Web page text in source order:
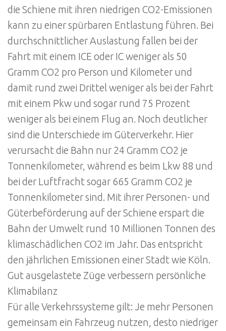
die Schiene mit ihren niedrigen CO2-Emissionen
kann zu einer spürbaren Entlastung führen. Bei
durchschnittlicher Auslastung fallen bei der
Fahrt mit einem ICE oder IC weniger als 50
Gramm CO2 pro Person und Kilometer und
damit rund zwei Drittel weniger als bei der Fahrt
mit einem Pkw und sogar rund 75 Prozent
weniger als bei einem Flug an. Noch deutlicher
sind die Unterschiede im Güterverkehr. Hier
verursacht die Bahn nur 24 Gramm CO2 je
Tonnenkilometer, während es beim Lkw 88 und
bei der Luftfracht sogar 665 Gramm CO2 je
Tonnenkilometer sind. Mit ihrer Personen- und
Güterbeförderung auf der Schiene erspart die
Bahn der Umwelt rund 10 Millionen Tonnen des
klimaschädlichen CO2 im Jahr. Das entspricht
den jährlichen Emissionen einer Stadt wie Köln.
Gut ausgelastete Züge verbessern persönliche
Klimabilanz
Für alle Verkehrssysteme gilt: Je mehr Personen
gemeinsam ein Fahrzeug nutzen, desto niedriger